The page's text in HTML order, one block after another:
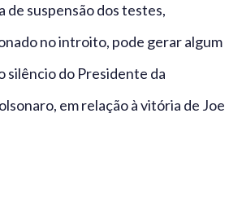
de suspensão dos testes,
no introito, pode gerar algum
silêncio do Presidente da
em relação à vitória de Joe